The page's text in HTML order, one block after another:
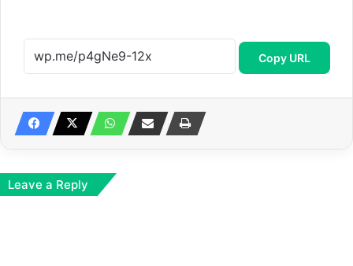
Copy URL
Leave a Reply